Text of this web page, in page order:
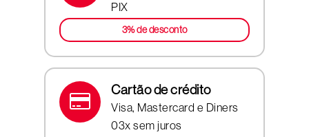
PIX
3% de desconto
Cartão de crédito
Visa, Mastercard e Diners
03x sem juros